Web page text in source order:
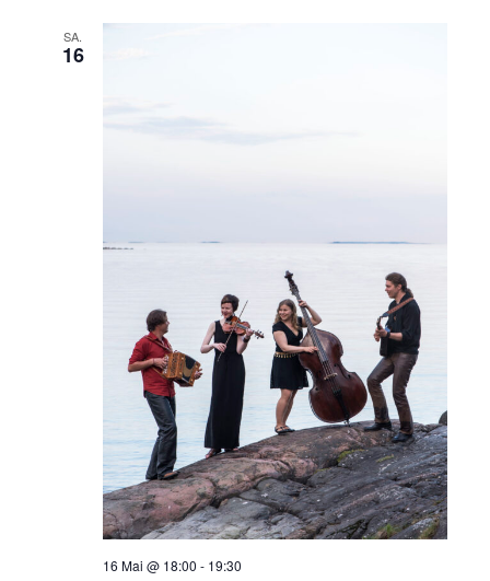
SA.
16
16 Mai @ 18:00 - 19:30